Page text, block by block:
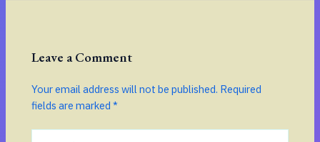
Leave a Comment
Your email address will not be published. Required
fields are marked*